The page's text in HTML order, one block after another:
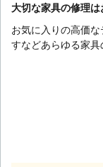
大切な家具の修理は
お気に入りの高価
すなどあらゆる家具